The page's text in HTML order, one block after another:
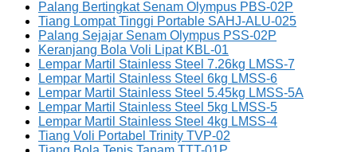
Palang Bertingkat Senam Olympus PBS-02P
Tiang Lompat Tinggi Portable SAHJ-ALU-025
Palang Sejajar Senam Olympus PSS-02P
Keranjang Bola Voli Lipat KBL-01
Lempar Martil Stainless Steel 7.26kg LMSS-7
Lempar Martil Stainless Steel 6kg LMSS-6
Lempar Martil Stainless Steel 5.45kg LMSS-5A
Lempar Martil Stainless Steel 5kg LMSS-5
Lempar Martil Stainless Steel 4kg LMSS-4
Tiang Voli Portabel Trinity TVP-02